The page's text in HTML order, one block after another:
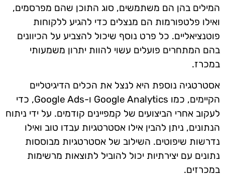
המילים בהן הם משתמשים, סוג התוכן שהם מפרסמים,
ואילו פלטפורמות הם מנצלים כדי להגיע ללקוחות
פוטנציאליים. כל פרט נוסף שיכול להצביע על הכיוונים
בהם המתחרים פועלים עשוי להוות יתרון משמעותי
במכרז.
אסטרטגיה נוספת היא לנצל את הכלים הדיגיטליים
הקיימים, כמו Google Analytics ו-Google Ads, כדי
לעקוב אחרי הביצועים של קמפיינים קודמים. על ידי ניתוח
הנתונים, ניתן להבין אילו אסטרטגיות עבדו טוב ואילו
נדרשות שיפוטים. השילוב של אסטרטגיות מבוססות
נתונים עם יצירתיות יכול להוביל לתוצאות מרשימות
במכרזים.